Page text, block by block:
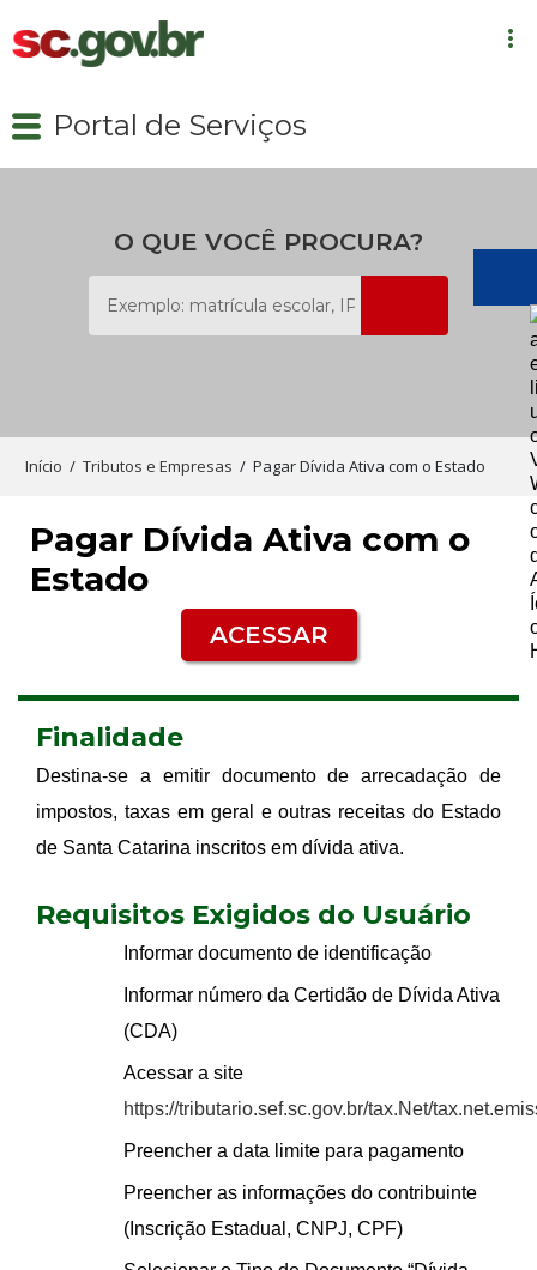
more_vert
close
ServiçosPortal de Serviços
close
expand_more
Aplicativos Oficiais do Governo de Santa Catarina
Tudo Sobre Universidade Gratuita
O QUE VOCÊ PROCURA?
Início / Tributos e Empresas / Pagar Dívida Ativa com o Estado
Pagar Dívida Ativa com o
Estado
ACESSAR
Finalidade
Destina-se a emitir documento de arrecadação de
impostos, taxas em geral e outras receitas do Estado
de Santa Catarina inscritos em dívida ativa.
Requisitos Exigidos do Usuário
Informar documento de identificação
Informar número da Certidão de Dívida Ativa
(CDA)
Acessar a site
https://tributario.sef.sc.gov.br/tax.Net/
Preencher a data limite para pagamento
Preencher as informações do contribuinte
(Inscrição Estadual, CNPJ, CPF)